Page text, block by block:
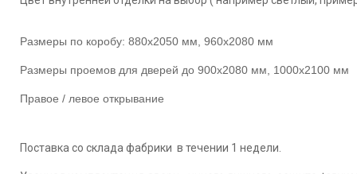
Размеры по коробу: 880х2050 мм, 960х2080 мм
Размеры проемов для дверей до 900х2080 мм, 1000х2100 мм
Правое / левое открывание
Поставка со склада фабрики в течении 1 недели.